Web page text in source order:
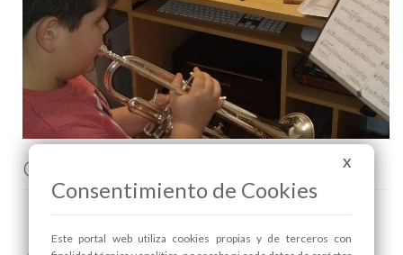
Comenta esta noticia en Facebook X
Consentimiento de Cookies
Este portal web utiliza cookies propias y de terceros con